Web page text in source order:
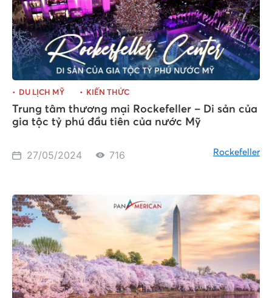
DU LỊCH MỸ KIẾN THỨC
Trung tâm thương mại Rockefeller – Di sản của
gia tộc tỷ phú đầu tiên của nước Mỹ
27/05/2024 716 Rockefeller